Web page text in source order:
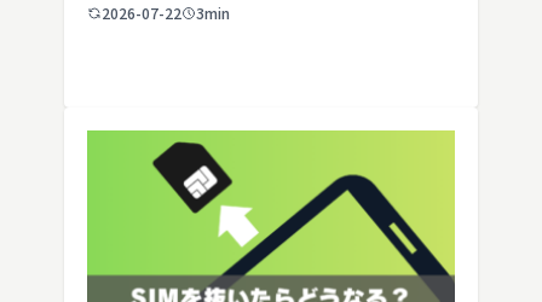
2026-07-22
3min